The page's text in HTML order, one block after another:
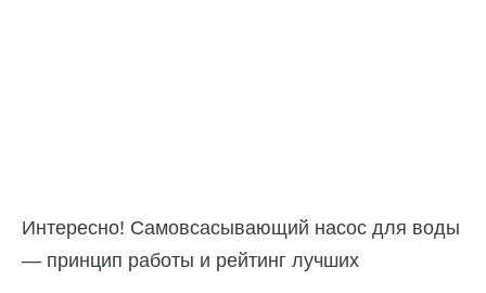
Интересно! Самовсасывающий насос для воды
— принцип работы и рейтинг лучших